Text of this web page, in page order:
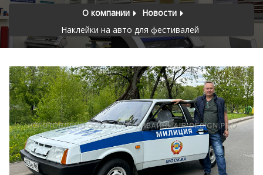
О компании
Новости
Наклейки на авто для фестивалей